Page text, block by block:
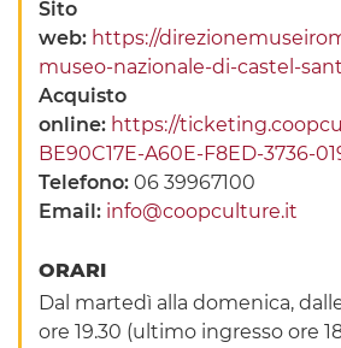
Sito
web: https://
museo-nazionale-di-castel-
Acquisto
online: https://
BE90C17E-A60E-F8ED-3736-
Telefono:06 39967100
Email: info@coopculture.it
ORARI
Dal martedì alla domenica,
ore 19.30 (ultimo ingresso ore